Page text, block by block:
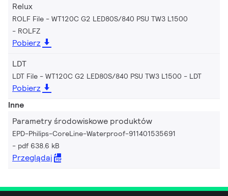
Relux
ROLF File - WT120C G2 LED80S/840 PSU TW3 L1500
ROLFZ
Pobierz
LDT
LDT File - WT120C G2 LED80S/840 PSU TW3 L1500 LDT
Pobierz
Inne
Parametry środowiskowe produktów
EPD-Philips-CoreLine-Waterproof-911401535691
pdf 638.6 kB
Przeglądaj